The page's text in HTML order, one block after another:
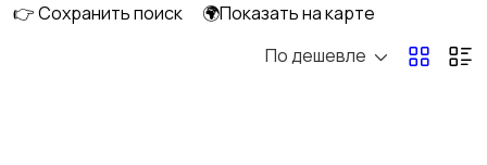
Материалы для
👉 Сохранить поиск
🌍Показать на карте
По дешевле